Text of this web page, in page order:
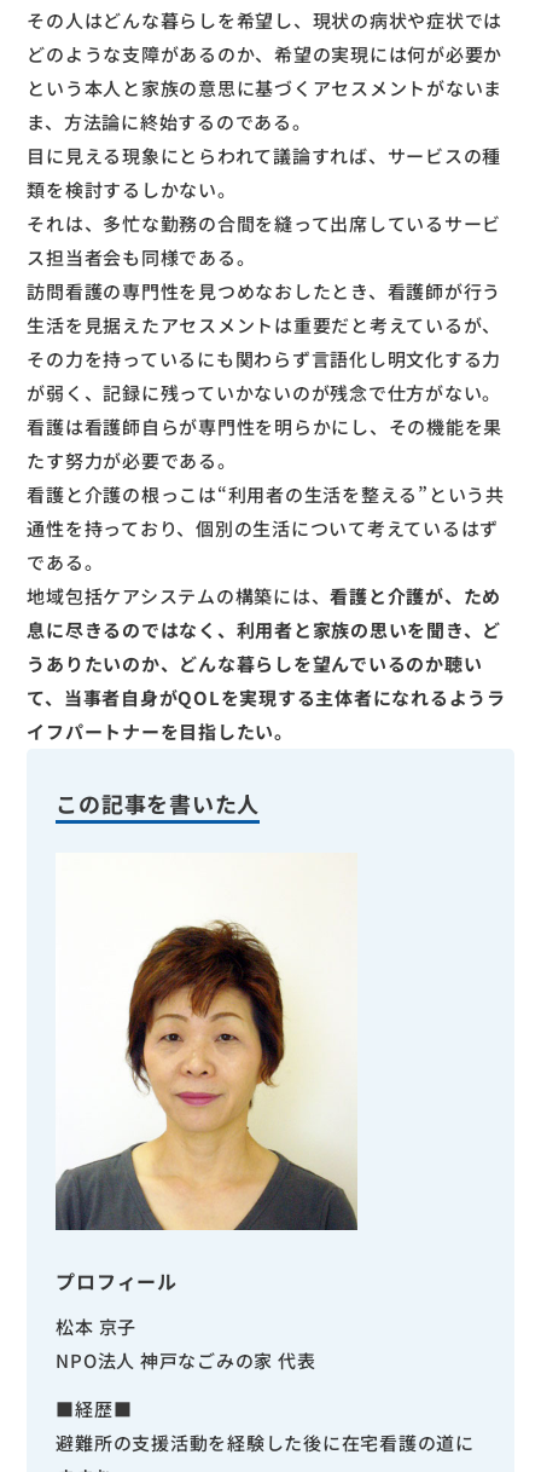
その人はどんな暮らしを希望し、現状の病状や症状では
どのような支障があるのか、希望の実現には何が必要か
という本人と家族の意思に基づくアセスメントがないま
ま、方法論に終始するのである。
目に見える現象にとらわれて議論すれば、サービスの種
類を検討するしかない。
それは、多忙な勤務の合間を縫って出席しているサービ
ス担当者会も同様である。
訪問看護の専門性を見つめなおしたとき、看護師が行う
生活を見据えたアセスメントは重要だと考えているが、
その力を持っているにも関わらず言語化し明文化する力
が弱く、記録に残っていかないのが残念で仕方がない。
看護は看護師自らが専門性を明らかにし、その機能を果
たす努力が必要である。
看護と介護の根っこは“利用者の生活を整える”という共
通性を持っており、個別の生活について考えているはず
である。
地域包括ケアシステムの構築には、看護と介護が、ため
息に尽きるのではなく、利用者と家族の思いを聞き、ど
うありたいのか、どんな暮らしを望んでいるのか聴い
て、当事者自身がQOLを実現する主体者になれるようラ
イフパートナーを目指したい。
この記事を書いた人
プロフィール
松本 京子
NPO法人 神戸なごみの家 代表
■経歴■
避難所の支援活動を経験した後に在宅看護の道に